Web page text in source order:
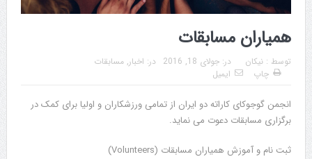
همیاران مسابقات
توسط : نیکان در: جولای 18, 2016 در: اخبار, مسابقات
چاپ
ایمیل
انجمن گوجوکای کاراته دو ایران از تمامی ورزشکاران و اولیا برای کمک در
برگزاری مسابقات دعوت می نماید.
ثبت نام و آموزش همیاران مسابقات (Volunteers)